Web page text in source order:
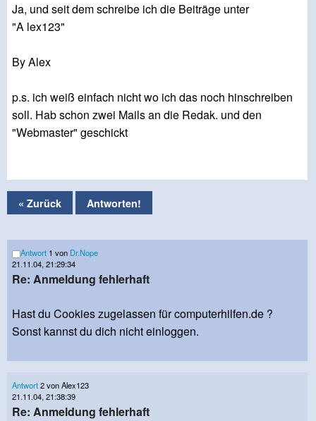
Ja, und seit dem schreibe ich die Beiträge unter
"A lex123"
By Alex
p.s. ich weiß einfach nicht wo ich das noch hinschreiben
soll. Hab schon zwei Mails an die Redak. und den
"Webmaster" geschickt
« Zurück Antworten!
Antwort 1 von Dr.Nope
21.11.04, 21:29:34
Re: Anmeldung fehlerhaft
Hast du Cookies zugelassen für computerhilfen.de ?
Sonst kannst du dich nicht einloggen.
Antwort2 von Alex123
21.11.04, 21:38:39
Re: Anmeldung fehlerhaft